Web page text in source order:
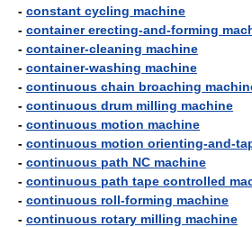
- constant cycling machine
- container erecting-and-forming
- container-cleaning machine
- container-washing machine
- continuous chain broaching
- continuous drum milling machine
- continuous motion machine
- continuous motion orienting-and-
- continuous path NC machine
- continuous path tape controlled
- continuous roll-forming machine
- continuous rotary milling machine